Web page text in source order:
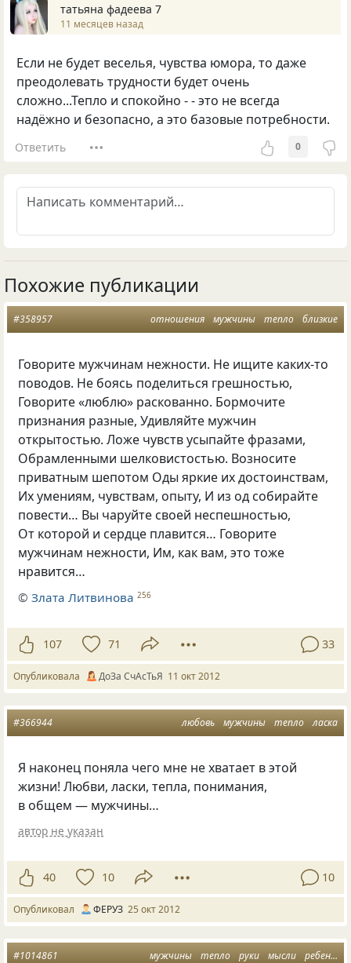
татьяна фадеева 7
11 месяцев назад
Если не будет веселья, чувства юмора, то даже
преодолевать трудности будет очень
сложно...Тепло и спокойно - - это не всегда
надёжно и безопасно, а это базовые потребности.
Ответить 0
Похожие публикации
отношения мужчины тепло близкие
#358957
Говорите мужчинам нежности. Не ищите каких-то
поводов. Не боясь поделиться грешностью,
Говорите«люблю» раскованно. Бормочите
признания разные, Удивляйте мужчин
открытостью. Ложе чувств усыпайте фразами,
Обрамленными шелковистостью. Возносите
приватным шепотом Оды яркие их достоинствам,
Их умениям, чувствам, опыту, И из од собирайте
повести… Вы чаруйте своей неспешностью,
От которой и сердце плавится… Говорите
мужчинам нежности, Им, как вам, это тоже
нравится…
©Злата Литвинова 256
107 71 33
Опубликовала ДоЗа СчАсТьЯ 11 окт 2012
любовь мужчины тепло ласка
#366944
Я наконец поняла чего мне не хватает в этой
жизни! Любви, ласки, тепла, понимания,
в общем — мужчины…
автор не указан
40 10 10
Опубликовал ФЕРУЗ 25 окт 2012
мужчины тепло руки мысли ребенок
#1014861